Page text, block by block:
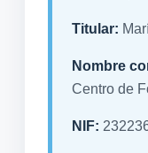
Titular:
Nombre
Centro de
NIF: